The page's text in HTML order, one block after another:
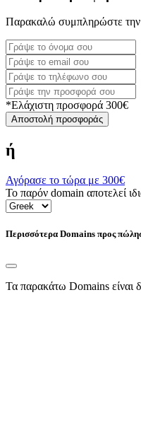
Παρακαλώ συμπληρώστε την
*Ελάχιστη προσφορά 300€
Αποστολή προσφοράς
ή
Αγόρασε το τώρα με 300€
Το παρόν domain αποτελεί
Περισσότερα Domains προς
Τα παρακάτω Domains είναι